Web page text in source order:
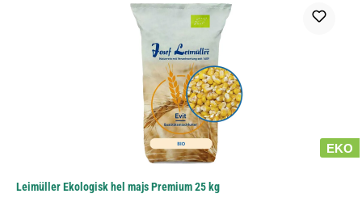
EKO
Leimüller Ekologisk hel majs Premium 25 kg